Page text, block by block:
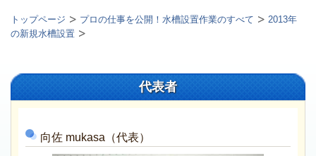
トップページ プロの仕事を公開！水槽設置作業のすべて
2013年
の新規水槽設置
代表者
向佐 mukasa（代表）